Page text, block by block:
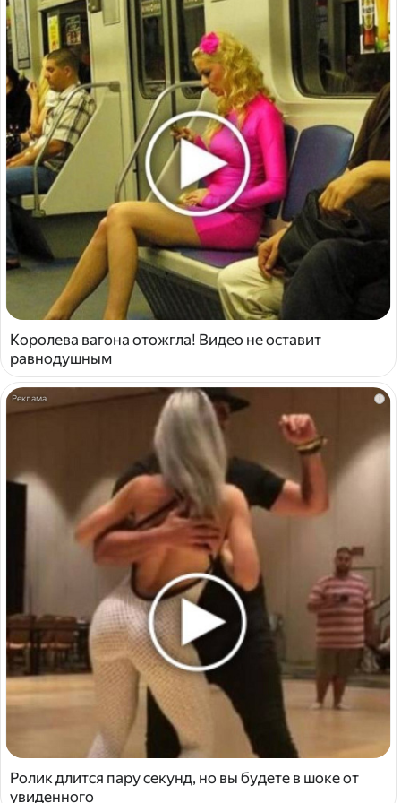
Королева вагона отожгла! Видео не оставит
равнодушным
i
Ролик длится пару секунд, но вы будете в шоке от
увиденного